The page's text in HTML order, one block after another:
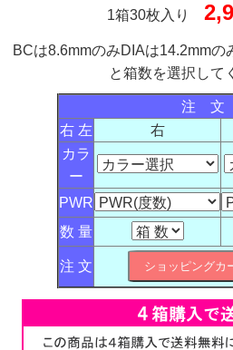
1箱30枚入り
BCは8.6mmのみDIAは14.2mmの
と箱数を選択して
注 文
右 左
右
カラ
ー
PWR
数 量
注 文